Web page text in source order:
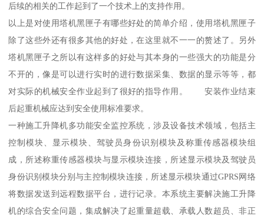
后续的相关的工作起到了一个技术上的支持作用。
以上是对使用塔机黑匣子有哪些好处的简单介绍，使用塔机黑匣子
除了这些外还有很多其他的好处，在这里就不一一的赘述了。另外
塔机黑匣子之所以有这样多的好处与其本身的一些强大的功能是分
不开的，像是可以进行实时的进行数据采集、数据的显示等等，都
对实际的机械安全作业起到了很好的指导作用。 安装作业结束
后起重机械应达到安全使用标准要求。
一种施工升降机多功能安全监控系统，涉及设备技术领域，包括主
控制模块、显示模块、驾驶员身份识别模块及称重传感器模块组
成，所述称重传感器模块与显示模块连接，所述显示模块及驾驶员
身份识别模块分别与主控制模块连接，所述显示模块通过GPRS网络
将数据发送到远程数据平台，进行记录。本系统主要解决施工升降
机的综合安全问题，集成解决了起重量超载、承载人数超员、非正